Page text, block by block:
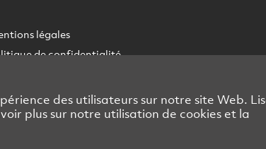
légales
de confidentialité
presse et médias
des utilisateurs sur notre site Web.
plus sur notre utilisation de cookies et la